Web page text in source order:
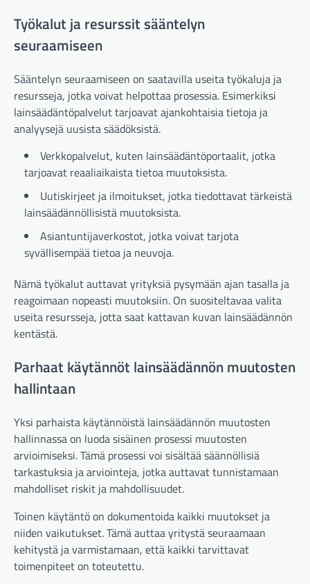
Työkalut ja resurssit sääntelyn
seuraamiseen
Sääntelyn seuraamiseen on saatavilla useita työkaluja ja
resursseja, jotka voivat helpottaa prosessia. Esimerkiksi
lainsäädäntöpalvelut tarjoavat ajankohtaisia tietoja ja
analyysejä uusista säädöksistä.
Verkkopalvelut, kuten lainsäädäntöportaalit, jotka
tarjoavat reaaliaikaista tietoa muutoksista.
Uutiskirjeet ja ilmoitukset, jotka tiedottavat tärkeistä
lainsäädännöllisistä muutoksista.
Asiantuntijaverkostot, jotka voivat tarjota
syvällisempää tietoa ja neuvoja.
Nämä työkalut auttavat yrityksiä pysymään ajan tasalla ja
reagoimaan nopeasti muutoksiin. On suositeltavaa valita
useita resursseja, jotta saat kattavan kuvan lainsäädännön
kentästä.
Parhaat käytännöt lainsäädännön muutosten
hallintaan
Yksi parhaista käytännöistä lainsäädännön muutosten
hallinnassa on luoda sisäinen prosessi muutosten
arvioimiseksi. Tämä prosessi voi sisältää säännöllisiä
tarkastuksia ja arviointeja, jotka auttavat tunnistamaan
mahdolliset riskit ja mahdollisuudet.
Toinen käytäntö on dokumentoida kaikki muutokset ja
niiden vaikutukset. Tämä auttaa yritystä seuraamaan
kehitystä ja varmistamaan, että kaikki tarvittavat
toimenpiteet on toteutettu.